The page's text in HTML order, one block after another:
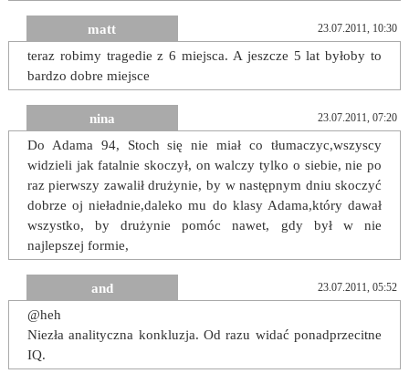
matt 23.07.2011, 10:30
teraz robimy tragedie z 6 miejsca. A jeszcze 5 lat byłoby to
bardzo dobre miejsce
nina 23.07.2011, 07:20
Do Adama 94, Stoch się nie miał co tłumaczyc,wszyscy
widzieli jak fatalnie skoczył, on walczy tylko o siebie, nie po
raz pierwszy zawalił drużynie, by w następnym dniu skoczyć
dobrze oj nieładnie,daleko mu do klasy Adama,który dawał
wszystko, by drużynie pomóc nawet, gdy był w nie
najlepszej formie,
and 23.07.2011, 05:52
@heh
Niezła analityczna konkluzja. Od razu widać ponadprzecitne
IQ.